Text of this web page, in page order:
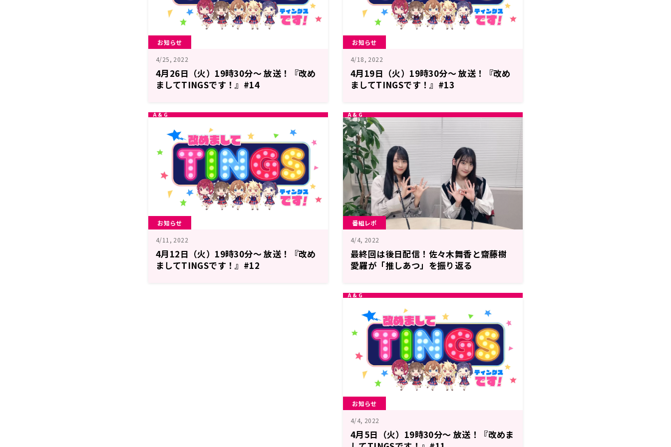
お知らせ
4/25, 2022
4月26日（火）19時30分～ 放送！『改め
ましてTINGSです！』#14
お知らせ
4/18, 2022
4月19日（火）19時30分～ 放送！『改め
ましてTINGSです！』#13
お知らせ
4/11, 2022
4月12日（火）19時30分～ 放送！『改め
ましてTINGSです！』#12
番組レポ
4/4, 2022
最終回は後日配信！佐々木舞香と齋藤樹
愛羅が「推しあつ」を振り返る
お知らせ
4/4, 2022
4月5日（火）19時30分～ 放送！『改めま